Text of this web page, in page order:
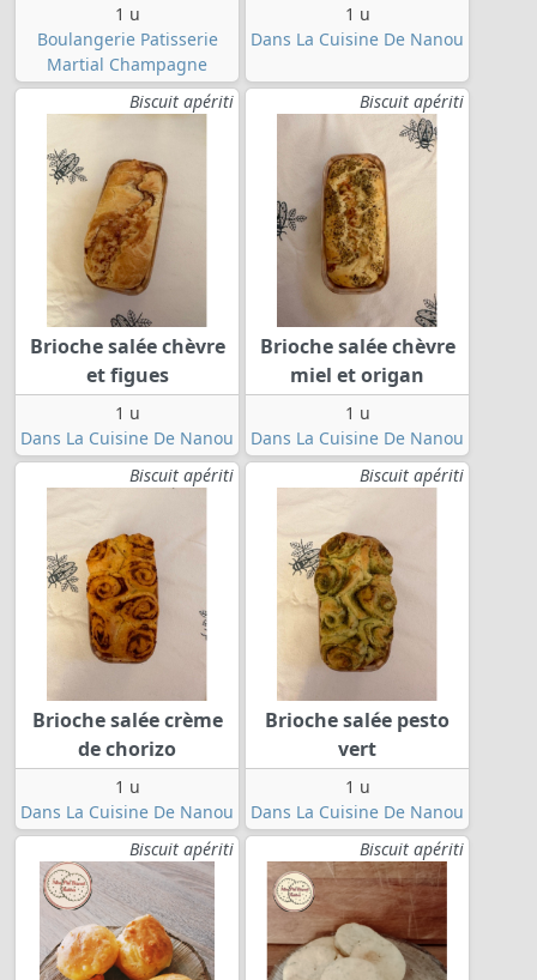
1 u
Boulangerie Patisserie
Martial Champagne
1 u
Dans La Cuisine De Nanou
Biscuit apériti
Brioche salée chèvre
et figues
1 u
Dans La Cuisine De Nanou
Biscuit apériti
Brioche salée chèvre
miel et origan
1 u
Dans La Cuisine De Nanou
Biscuit apériti
Brioche salée crème
de chorizo
1 u
Dans La Cuisine De Nanou
Biscuit apériti
Brioche salée pesto
vert
1 u
Dans La Cuisine De Nanou
Biscuit apériti
Biscuit apériti